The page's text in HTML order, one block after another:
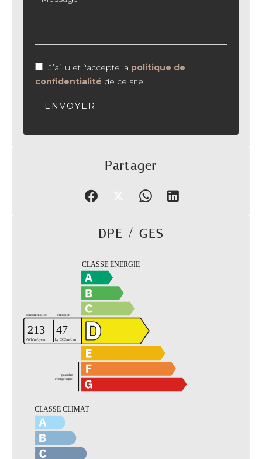
J’ai lu et j'accepte la politique de
confidentialité de ce site
ENVOYER
Partager
DPE / GES